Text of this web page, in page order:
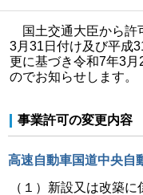
国土交通大臣から
3月31日付け及び平成
更に基づき令和7年3
のでお知らせします。
事業許可の変更内容
高速自動車国道中央自
（１）新設又は改築